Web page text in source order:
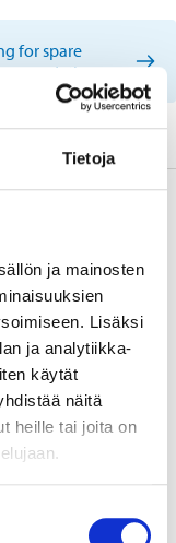
Tietoja
ja mainosten
Lisäksi
ja analytiikka-
käytät
näitä
heille tai joita on
for spare